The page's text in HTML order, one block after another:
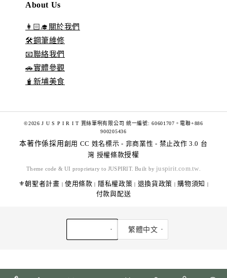
About Us
👩🏻‍🎓關於我們
🛠️鋼筆維修
📧聯絡我們
🚗實體參觀
🧋新埔美食
©2026 J U S P I R I T 賈絲筆咧有限公司 統一編號: 60601707。電聯+886
900205436
本著作係採用 創用 CC 姓名標示 - 非商業性 - 禁止改作 3.0 台
灣 授權條款授權
Theme code & UI proprietary to JUSPIRIT. Built by juspirit.com.tw
⚜️朝聖者計畫 | 使用條款 | 隱私權政策 | 退換貨政策 | 購物須知 |
付款與配送